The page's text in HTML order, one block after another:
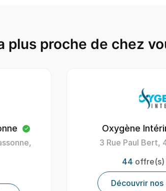
plus proche de chez
Figeac
46100 Figeac
nos offres
4